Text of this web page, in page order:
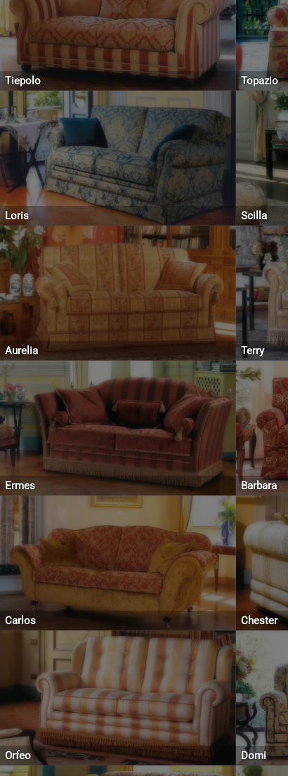
Tiepolo Topazio
Loris Scilla
Aurelia Terry
Ermes Barbara
Carlos Chester
Orfeo Domi